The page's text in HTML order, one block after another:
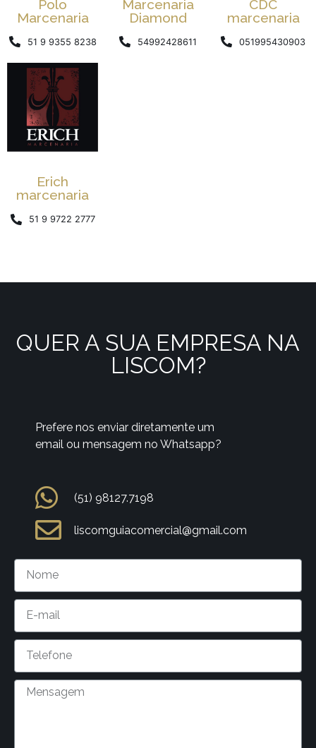
Polo
Marcenaria
51 9 9355 8238
Marcenaria
Diamond
54992428611
CDC
marcenaria
051995430903
Erich
marcenaria
51 9 9722 2777
QUER A SUA EMPRESA NA
LISCOM?
Prefere nos enviar diretamente um
email ou mensagem no Whatsapp?
(51) 98127.7198
liscomguiacomercial@gmail.com